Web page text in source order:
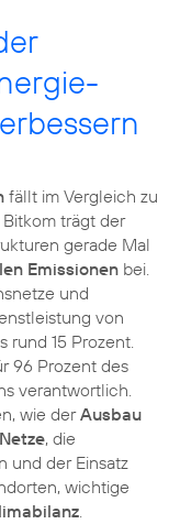
fällt im Vergleich zu
trägt der
gerade Mal
Emissionen bei.
und
von
rund 15 Prozent.
96 Prozent des
verantwortlich.
wie derAusbau
, die
und der Einsatz
wichtige
.